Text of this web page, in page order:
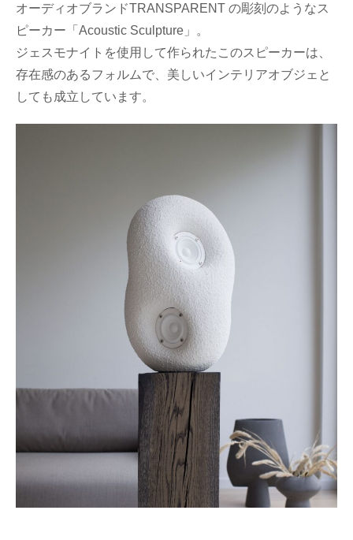
オーディオブランドTRANSPARENT の彫刻のようなス
ピーカー「Acoustic Sculpture」。
ジェスモナイトを使用して作られたこのスピーカーは、
存在感のあるフォルムで、美しいインテリアオブジェと
しても成立しています。